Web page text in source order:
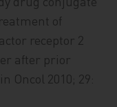
of
receptor 2
after prior
Oncol 2010; 29: